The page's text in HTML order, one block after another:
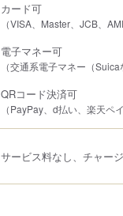
カード可
（VISA、Master、JCB、
電子マネー可
（交通系電子マネー（
QRコード決済可
（PayPay、d払い、楽天ペ
サービス料なし、チャー